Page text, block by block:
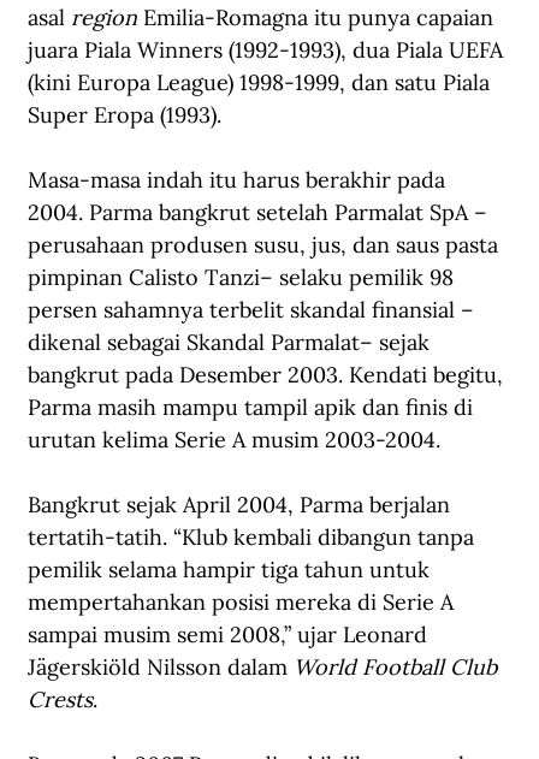
asal region Emilia-Romagna itu punya capaian
juara Piala Winners (1992-1993), dua Piala UEFA
(kini Europa League) 1998-1999, dan satu Piala
Super Eropa (1993).
Masa-masa indah itu harus berakhir pada
2004. Parma bangkrut setelah Parmalat SpA –
perusahaan produsen susu, jus, dan saus pasta
pimpinan Calisto Tanzi– selaku pemilik 98
persen sahamnya terbelit skandal finansial –
dikenal sebagai Skandal Parmalat– sejak
bangkrut pada Desember 2003. Kendati begitu,
Parma masih mampu tampil apik dan finis di
urutan kelima Serie A musim 2003-2004.
Bangkrut sejak April 2004, Parma berjalan
tertatih-tatih. “Klub kembali dibangun tanpa
pemilik selama hampir tiga tahun untuk
mempertahankan posisi mereka di Serie A
sampai musim semi 2008,” ujar Leonard
Jägerskiöld Nilsson dalam World Football Club
Crests.